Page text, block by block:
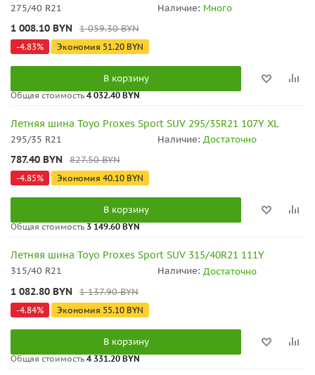
275/40 R21 Наличие: Много
1 008.10 BYN 1 059.30BYN
-4.83% Экономия 51.20 BYN
В корзину
Общая стоимость 4 032.40 BYN
Летняя шина Toyo Proxes Sport SUV 295/35R21 107Y XL
295/35 R21 Наличие: Достаточно
787.40 BYN 827.50BYN
-4.85% Экономия 40.10 BYN
В корзину
Общая стоимость 3 149.60 BYN
Летняя шина Toyo Proxes Sport SUV 315/40R21 111Y
315/40 R21 Наличие: Достаточно
1 082.80 BYN 1 137.90BYN
-4.84% Экономия 55.10 BYN
В корзину
Общая стоимость4 331.20 BYN